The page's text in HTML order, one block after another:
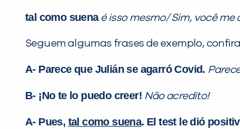
tal como suena é isso mesmo/ Sim, você
Seguem algumas frases de exemplo,
A- Parece que Julián se agarró Covid.
B- ¡No te lo puedo creer! Não acredito!
A- Pues, tal como suena. El test le dió